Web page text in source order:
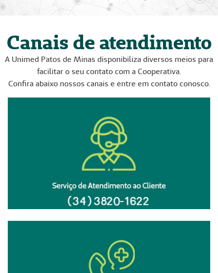
Canais de atendimento
A Unimed Patos de Minas disponibiliza diversos meios para
facilitar o seu contato com a Cooperativa.
Confira abaixo nossos canais e entre em contato conosco.